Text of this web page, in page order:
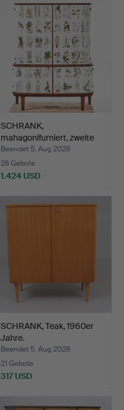
SCHRANK,
mahagonifurniert, zweite
Hälfte d…
Beendet 5. Aug 2026
26 Gebote
1.424 USD
SCHRANK, Teak, 1960er
Jahre.
Beendet 5. Aug 2026
21 Gebote
317 USD